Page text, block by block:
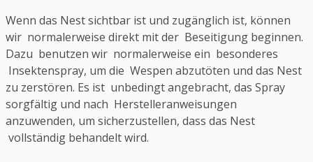
Wenn das Nest sichtbar ist und zugänglich ist, können
wir normalerweise direkt mit der Beseitigung beginnen.
Dazu benutzen wir normalerweise ein besonderes
Insektenspray, um die Wespen abzutöten und das Nest
zu zerstören. Es ist unbedingt angebracht, das Spray
sorgfältig und nach Herstelleranweisungen
anzuwenden, um sicherzustellen, dass das Nest
vollständig behandelt wird.